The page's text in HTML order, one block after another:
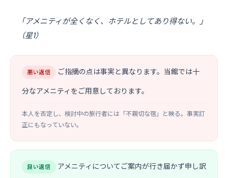
「アメニティが全くなく、ホテルとしてあり得ない。」
（星1）
悪い返信 ご指摘の点は事実と異なります。当館では十
分なアメニティをご用意しております。
本人を否定し、検討中の旅行者には「不親切な宿」と映る。事実訂
正にもなっていない。
良い返信 アメニティについてご案内が行き届かず申し訳